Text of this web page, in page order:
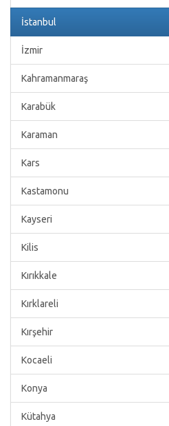
İstanbul
İzmir
Kahramanmaraş
Karabük
Karaman
Kars
Kastamonu
Kayseri
Kilis
Kırıkkale
Kırklareli
Kırşehir
Kocaeli
Konya
Kütahya